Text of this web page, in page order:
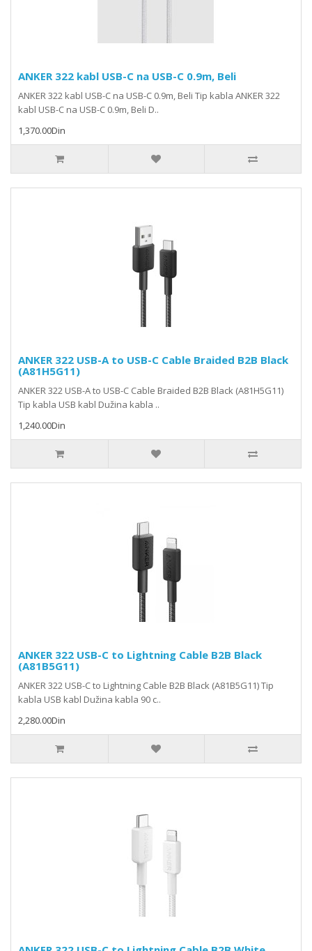
ANKER 322 kabl USB-C na USB-C 0.9m, Beli
ANKER 322 kabl USB-C na USB-C 0.9m, Beli Tip kabla ANKER 322
kabl USB-C na USB-C 0.9m, Beli D..
1,370.00Din
ANKER 322 USB-A to USB-C Cable Braided B2B Black
(A81H5G11)
ANKER 322 USB-A to USB-C Cable Braided B2B Black (A81H5G11)
Tip kabla USB kabl Dužina kabla ..
1,240.00Din
ANKER 322 USB-C to Lightning Cable B2B Black
(A81B5G11)
ANKER 322 USB-C to Lightning Cable B2B Black (A81B5G11) Tip
kabla USB kabl Dužina kabla 90 c..
2,280.00Din